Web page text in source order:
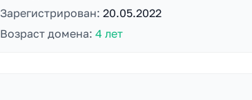
Зарегистрирован: 20.05.2022
Возраст домена: 4 лет